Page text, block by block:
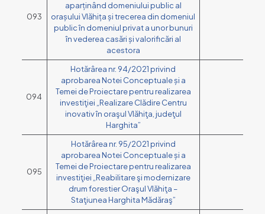
093
aparținând domeniului public al
orașului Vlăhița și trecerea din domeniul
public în domeniul privat a unor bunuri
în vederea casări și valorificări al
acestora
094
Hotărârea nr. 94/2021 privind
aprobarea Notei Conceptuale și a
Temei de Proiectare pentru realizarea
investiţiei „Realizare Clădire Centru
inovativ în oraşul Vlăhiţa, judeţul
Harghita”
095
Hotărârea nr. 95/2021 privind
aprobarea Notei Conceptuale și a
Temei de Proiectare pentru realizarea
investiţiei „Reabilitare şi modernizare
drum forestier Oraşul Vlăhiţa –
Staţiunea Harghita Mădăraş”